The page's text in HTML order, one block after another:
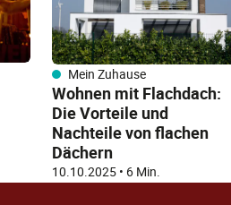
Mein Zuhause
Wohnen mit Flachdach:
Die Vorteile und
Nachteile von flachen
Dächern
10.10.2025 • 6 Min.